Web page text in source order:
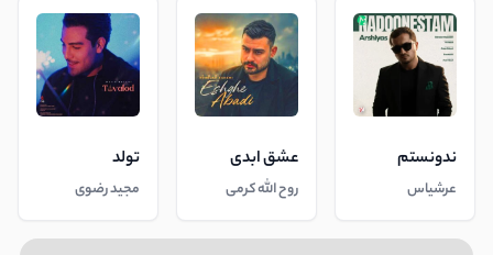
ندونستم
عرشیاس
عشق ابدی
روح الله کرمی
تولد
مجید رضوی